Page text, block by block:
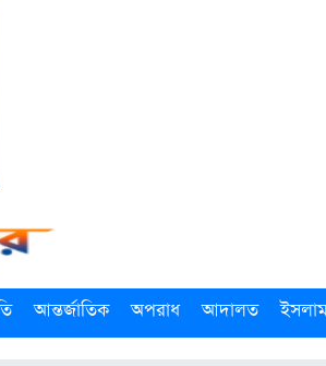
আন্তর্জাতিক অপরাধ আদালত